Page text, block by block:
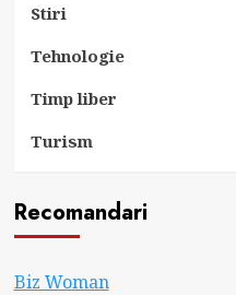
Stiri
Tehnologie
Timp liber
Turism
Recomandari
Biz Woman